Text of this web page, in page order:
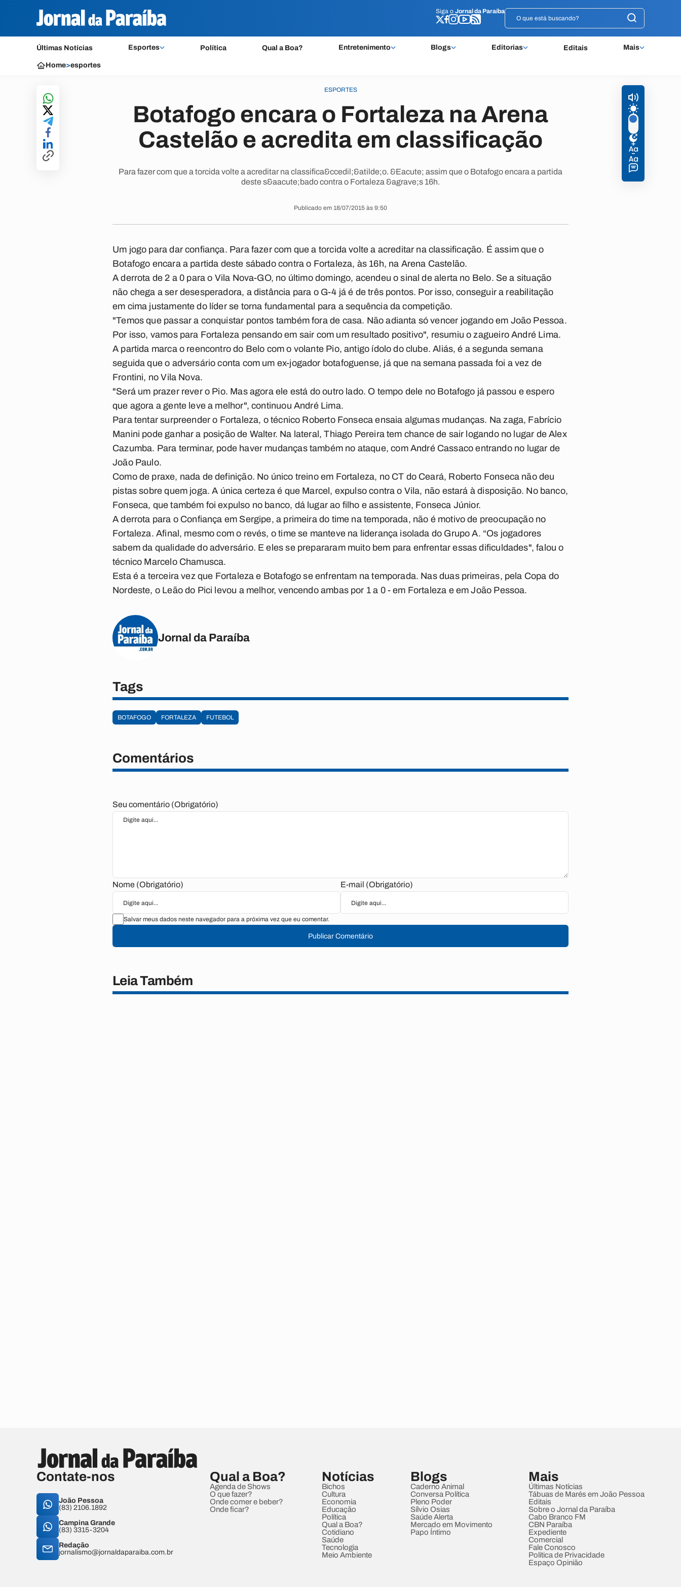
Siga o Jornal da Paraíba
Últimas Notícias Esportes Política Qual a Boa? Entretenimento Blogs Editorias Editais Mais
Siga o Jornal da Paraíba
Home>esportes
ESPORTES
Botafogo encara o Fortaleza na Arena
Castelão e acredita em classificação
Para fazer com que a torcida volte a acreditar na classifica&ccedil;&atilde;o. &Eacute; assim que o Botafogo encara a partida
deste s&aacute;bado contra o Fortaleza &agrave;s 16h.
Publicado em 18/07/2015 às 9:50
Um jogo para dar confiança. Para fazer com que a torcida volte a acreditar na classificação. É assim que o
Botafogo encara a partida deste sábado contra o Fortaleza, às 16h, na Arena Castelão.
A derrota de 2 a 0 para o Vila Nova-GO, no último domingo, acendeu o sinal de alerta no Belo. Se a situação
não chega a ser desesperadora, a distância para o G-4 já é de três pontos. Por isso, conseguir a reabilitação
em cima justamente do líder se torna fundamental para a sequência da competição.
"Temos que passar a conquistar pontos também fora de casa. Não adianta só vencer jogando em João Pessoa.
Por isso, vamos para Fortaleza pensando em sair com um resultado positivo", resumiu o zagueiro André Lima.
A partida marca o reencontro do Belo com o volante Pio, antigo ídolo do clube. Aliás, é a segunda semana
seguida que o adversário conta com um ex-jogador botafoguense, já que na semana passada foi a vez de
Frontini, no Vila Nova.
"Será um prazer rever o Pio. Mas agora ele está do outro lado. O tempo dele no Botafogo já passou e espero
que agora a gente leve a melhor", continuou André Lima.
Para tentar surpreender o Fortaleza, o técnico Roberto Fonseca ensaia algumas mudanças. Na zaga, Fabrício
Manini pode ganhar a posição de Walter. Na lateral, Thiago Pereira tem chance de sair logando no lugar de Alex
Cazumba. Para terminar, pode haver mudanças também no ataque, com André Cassaco entrando no lugar de
João Paulo.
Como de praxe, nada de definição. No único treino em Fortaleza, no CT do Ceará, Roberto Fonseca não deu
pistas sobre quem joga. A única certeza é que Marcel, expulso contra o Vila, não estará à disposição. No banco,
Fonseca, que também foi expulso no banco, dá lugar ao filho e assistente, Fonseca Júnior.
A derrota para o Confiança em Sergipe, a primeira do time na temporada, não é motivo de preocupação no
Fortaleza. Afinal, mesmo com o revés, o time se manteve na liderança isolada do Grupo A. “Os jogadores
sabem da qualidade do adversário. E eles se prepararam muito bem para enfrentar essas dificuldades", falou o
técnico Marcelo Chamusca.
Esta é a terceira vez que Fortaleza e Botafogo se enfrentam na temporada. Nas duas primeiras, pela Copa do
Nordeste, o Leão do Pici levou a melhor, vencendo ambas por 1 a 0 - em Fortaleza e em João Pessoa.
Jornal da Paraíba
Tags
BOTAFOGO FORTALEZA FUTEBOL
Comentários
Seu comentário (Obrigatório)
Nome (Obrigatório) E-mail (Obrigatório)
Salvar meus dados neste navegador para a próxima vez que eu comentar.
Publicar Comentário
Leia Também
Contate-nos
João Pessoa
(83) 2106.1892
Campina Grande
(83) 3315-3204
Redação
jornalismo@jornaldaparaiba.com.br
Qual a Boa?
Agenda de Shows
O que fazer?
Onde comer e beber?
Onde ficar?
Notícias
Bichos
Cultura
Economia
Educação
Política
Qual a Boa?
Cotidiano
Saúde
Tecnologia
Meio Ambiente
Blogs
Caderno Animal
Conversa Política
Pleno Poder
Sílvio Osias
Saúde Alerta
Mercado em Movimento
Papo Íntimo
Mais
Últimas Notícias
Tábuas de Marés em João Pessoa
Editais
Sobre o Jornal da Paraíba
Cabo Branco FM
CBN Paraíba
Expediente
Comercial
Fale Conosco
Política de Privacidade
Espaço Opinião